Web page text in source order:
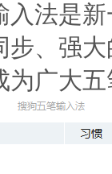
法是新
、强
为广大